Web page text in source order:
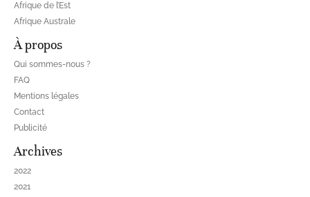
Afrique de l’Est
Afrique Australe
À propos
Qui sommes-nous ?
FAQ
Mentions légales
Contact
Publicité
Archives
2022
2021